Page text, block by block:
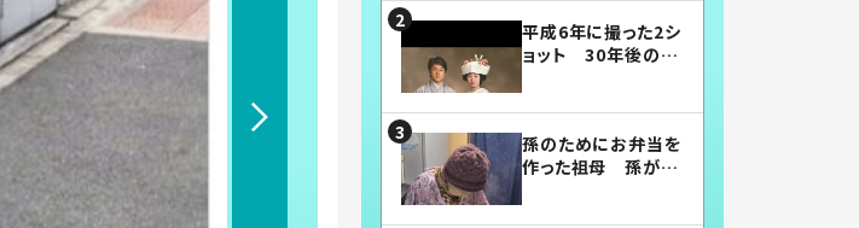
平成6年に撮った2シ
ョット 30年後の姿
孫のためにお弁当を
作った祖母 孫が絶